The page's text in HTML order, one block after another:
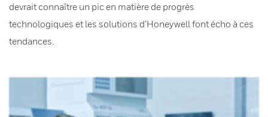
devrait connaître un pic en matière de progrès
technologiques et les solutions d’Honeywell font écho à ces
tendances.